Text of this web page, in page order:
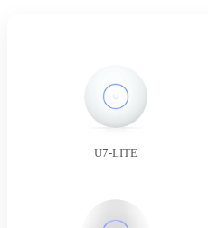
U7-LITE